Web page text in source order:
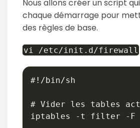
Nous allons créer un script
chaque démarrage pour
des règles de base.
vi /etc/init.d/firewall
#!/bin/sh
# Vider les tables
iptables -t filter -F